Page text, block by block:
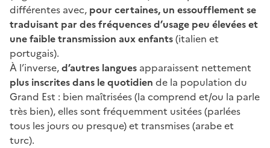
différentes avec, pour certaines, un essoufflement se
traduisant par des fréquences d’usage peu élevées et
une faible transmission aux enfants(italien et
portugais).
À l’inverse,d’autres langues apparaissent nettement
plus inscrites dans le quotidien de la population du
Grand Est : bien maîtrisées (la comprend et/ou la parle
très bien), elles sont fréquemment usitées (parlées
tous les jours ou presque) et transmises (arabe et
turc).